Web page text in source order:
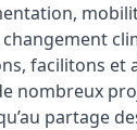
facilitons et
nombreux
partage